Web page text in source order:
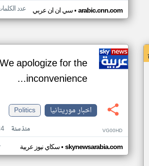
سي ان ان عربي• arabic.cnn.com عدد الكلمات: ١١٤
We apologize for the
inconvenience...
اخبار موريتانيا
Politics
منذ سنة VG00HD
سكاي نيوز عربية• skynewsarabia.com